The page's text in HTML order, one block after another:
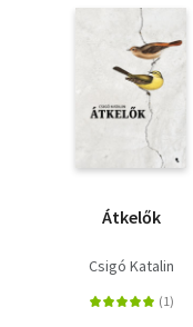
Átkelők
Csigó Katalin